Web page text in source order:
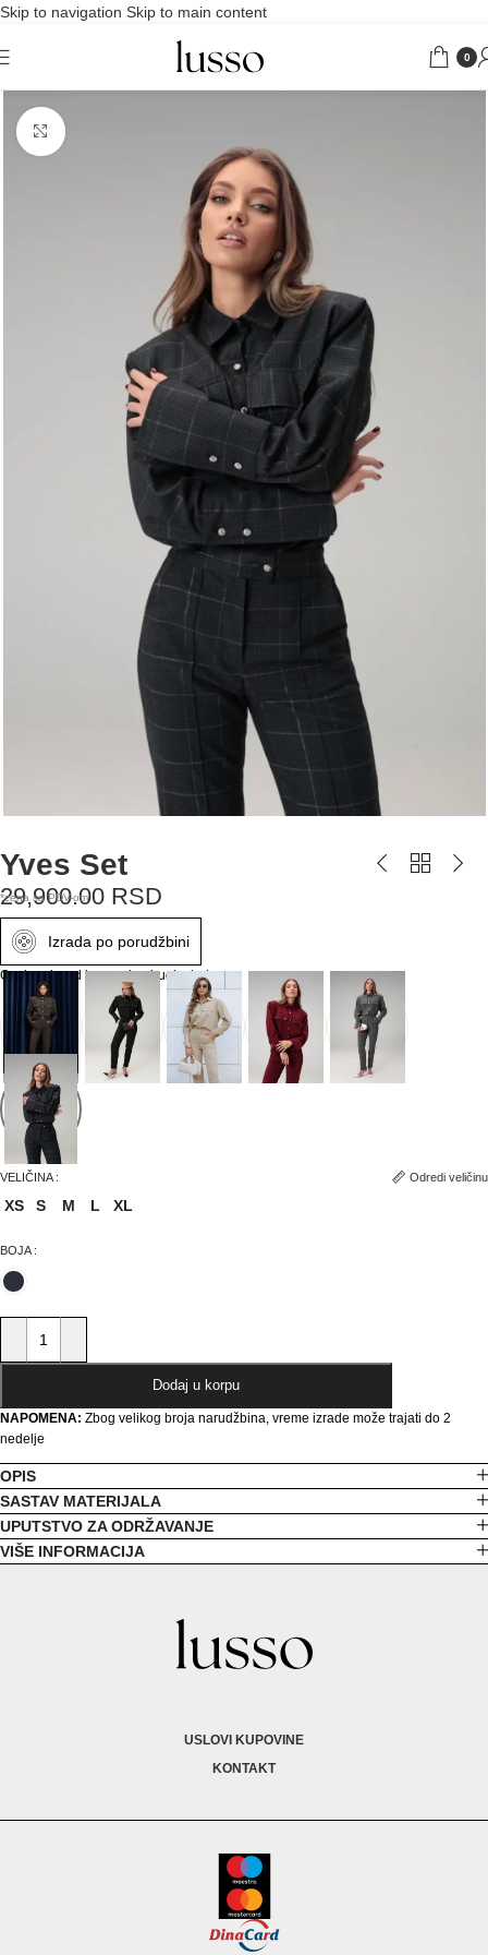
Skip to navigation Skip to main content
0
Uveličaj
Yves Set
29,900.00 RSD
*cena sa PDV-om
Izrada po porudžbini
Ovaj proizvod imamo i u drugim bojama
VELIČINA
XS S M L XL
BOJA
Dodaj u korpu
Odredi veličinu
NAPOMENA: Zbog velikog broja narudžbina, vreme izrade može trajati do 2
nedelje
OPIS
UPUTSTVO ZA ODRŽAVANJE
VIŠE INFORMACIJA
SASTAV MATERIJALA
USLOVI KUPOVINE
KONTAKT